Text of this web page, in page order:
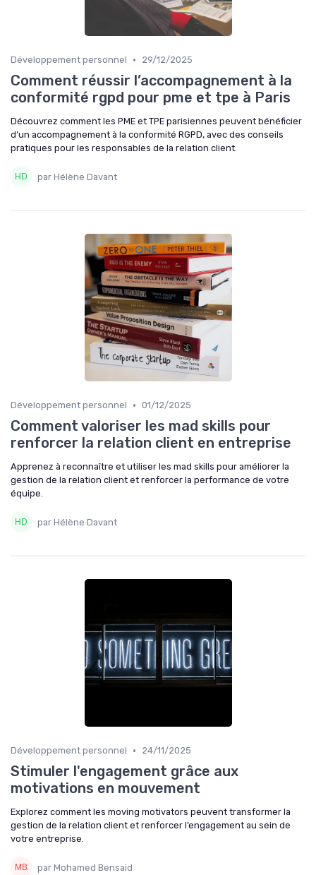
Développement personnel • 29/12/2025
Comment réussir l’accompagnement à la
conformité rgpd pour pme et tpe à Paris
Découvrez comment les PME et TPE parisiennes peuvent bénéficier
d’un accompagnement à la conformité RGPD, avec des conseils
pratiques pour les responsables de la relation client.
par Hélène Davant
Développement personnel • 01/12/2025
Comment valoriser les mad skills pour
renforcer la relation client en entreprise
Apprenez à reconnaître et utiliser les mad skills pour améliorer la
gestion de la relation client et renforcer la performance de votre
équipe.
par Hélène Davant
Développement personnel • 24/11/2025
Stimuler l'engagement grâce aux
motivations en mouvement
Explorez comment les moving motivators peuvent transformer la
gestion de la relation client et renforcer l’engagement au sein de
votre entreprise.
par Mohamed Bensaid